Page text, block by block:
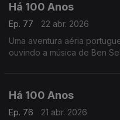
Há 100 Anos
Ep. 77
22 abr. 2026
Uma aventura aéria
ouvindo a música de Ben
Há 100 Anos
Ep. 76
21 abr. 2026